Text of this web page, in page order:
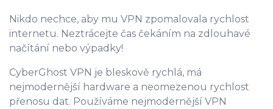
Nikdo nechce, aby mu VPN zpomalovala rychlost
internetu. Neztrácejte čas čekáním na zdlouhavé
načítání nebo výpadky!
CyberGhost VPN je bleskově rychlá, má
nejmodernější hardware a neomezenou rychlost
přenosu dat. Používáme nejmodernější VPN